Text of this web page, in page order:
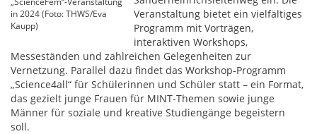
in 2024 (Foto: THWS/Eva
Kaupp)
Veranstaltung bietet ein vielfältiges
Programm mit Vorträgen,
interaktiven Workshops,
Messeständen und zahlreichen Gelegenheiten zur
Vernetzung. Parallel dazu findet das Workshop-Programm
„Science4all“ für Schülerinnen und Schüler statt – ein Format,
das gezielt junge Frauen für MINT-Themen sowie junge
Männer für soziale und kreative Studiengänge begeistern
soll.